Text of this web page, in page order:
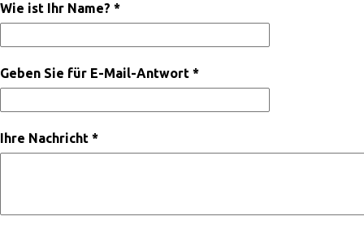
Wie ist Ihr Name? *
Geben Sie für E-Mail-Antwort *
Ihre Nachricht *